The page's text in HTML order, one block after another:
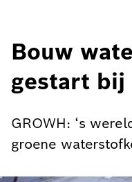
Bouw
gestart bij
GROWH: ‘s
groene